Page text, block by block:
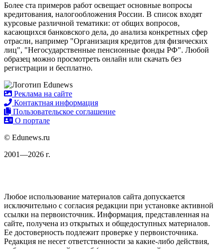
Более ста примеров работ освещает основные вопросы
кредитования, налогообложения России. В список входят
курсовые различной тематики: от общих вопросов,
касающихся банковского дела, до анализа конкретных сфер
отрасли, например "Организация кредитов для физических
лиц", "Негосударственные пенсионные фонды РФ". Любой
образец можно просмотреть онлайн или скачать без
регистрации и бесплатно.
Реклама на сайте
Контактная информация
Пользовательское соглашение
О портале
© Edunews.ru
2001—2026 г.
Любое использование материалов сайта допускается
исключительно с согласия редакции при установке активной
ссылки на первоисточник. Информация, представленная на
сайте, получена из открытых и общедоступных материалов.
Ее достоверность подлежит проверке у первоисточника.
Редакция не несет ответственности за какие-либо действия,